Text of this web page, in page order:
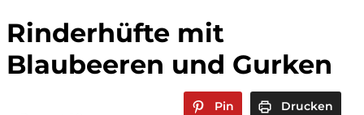
Rinderhüfte mit
Blaubeeren und Gurken
Pin Drucken